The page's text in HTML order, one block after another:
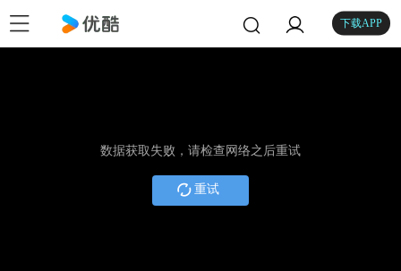
下载APP
数据获取失败，请检查网络之后重试
重试